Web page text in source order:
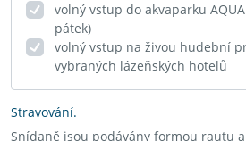
volný vstup do akvaparku
pátek)
volný vstup na živou hudební
vybraných lázeňských hotelů
Stravování.
Snídaně jsou podávány formou rautu